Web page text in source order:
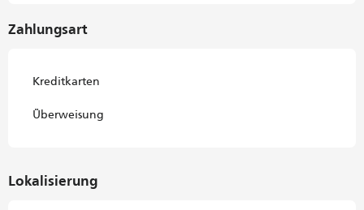
Zahlungsart
Kreditkarten
Überweisung
Lokalisierung